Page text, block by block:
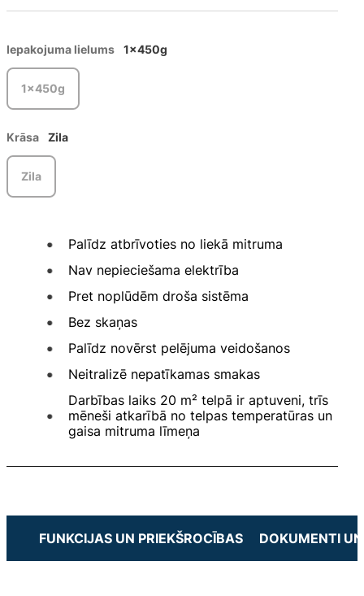
Iepakojuma lielums 1x450g
1x450g
Krāsa Zila
Zila
Palīdz atbrīvoties no liekā mitruma
Nav nepieciešama elektrība
Pret noplūdēm droša sistēma
Bez skaņas
Palīdz novērst pelējuma veidošanos
Neitralizē nepatīkamas smakas
Darbības laiks 20 m² telpā ir aptuveni, trīs
mēneši atkarībā no telpas temperatūras un
gaisa mitruma līmeņa
FUNKCIJAS UN PRIEKŠROCĪBAS DOKUMENTI